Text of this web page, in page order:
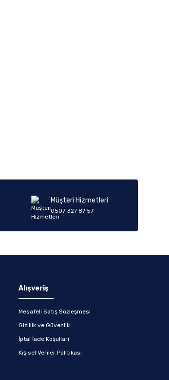
Müşteri Hizmetleri
0507 327 87 57
Alışveriş
Mesafeli Satış Sözleşmesi
Gizlilik ve Güvenlik
İptal İade Koşullari
Kişisel Veriler Politikası